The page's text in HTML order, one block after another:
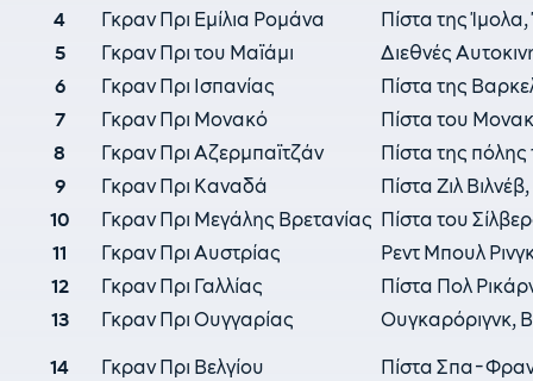
4
Γκραν Πρι Εμίλια Ρομάνα
Πίστα της
5
Γκραν Πρι του Μαϊάμι
Διεθνές
6
Γκραν Πρι Ισπανίας
Πίστα της
7
Γκραν Πρι Μονακό
Πίστα του
8
Γκραν Πρι Αζερμπαϊτζάν
Πίστα της
9
Γκραν Πρι Καναδά
Πίστα Ζιλ
10
Γκραν Πρι Μεγάλης Βρετανίας Πίστα του
11
Γκραν Πρι Αυστρίας
Ρεντ Μπουλ
12
Γκραν Πρι Γαλλίας
Πίστα Πολ
13
Γκραν Πρι Ουγγαρίας
Ουγκαρόριγνκ,
14
Γκραν Πρι Βελγίου Πίστα Σπα-